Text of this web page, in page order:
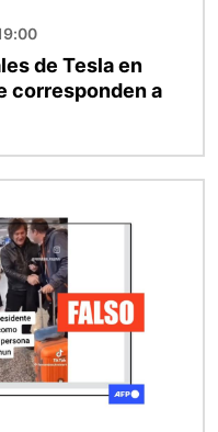
de Tesla en
corresponden a